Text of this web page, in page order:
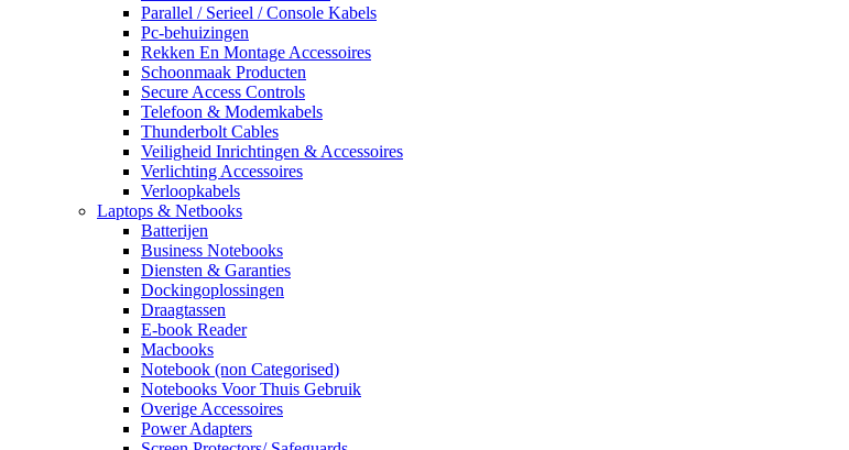
Parallel / Serieel / Console Kabels
Pc-behuizingen
Rekken En Montage Accessoires
Schoonmaak Producten
Secure Access Controls
Telefoon & Modemkabels
Thunderbolt Cables
Veiligheid Inrichtingen & Accessoires
Verlichting Accessoires
Verloopkabels
Laptops & Netbooks
Batterijen
Business Notebooks
Diensten & Garanties
Dockingoplossingen
Draagtassen
E-book Reader
Macbooks
Notebook (non Categorised)
Notebooks Voor Thuis Gebruik
Overige Accessoires
Power Adapters